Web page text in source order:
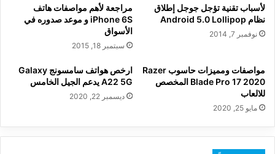
لأسباب تقنية تؤجل جوجل إطلاق
نظام Android 5.0 Lollipop
نوفمبر 7, 2014
مراجعة لأهم مواصفات هاتف
iPhone 6S و موعد صدوره في
الأسواق
سبتمبر 18, 2015
مواصفات ومميزات حاسوب Razer
Blade Pro 17 2020 المخصص
للالعاب
مايو 25, 2020
ارخص هواتف سامسونج Galaxy
A22 5G يدعم الجيل الخامس
ديسمبر 22, 2020